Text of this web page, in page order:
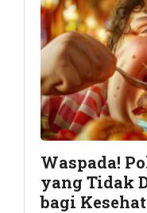
Waspada!
yang Tidak
bagi